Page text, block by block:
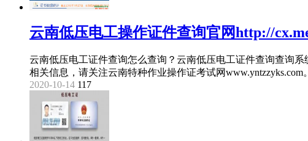
云南低压电工操作证件查询官网http://
云南低压电工证件查询怎么查询？云南低压电工证件查询查询
相关信息，请关注云南特种作业操作证考试网www.yntzzyks.com。
2020-10-14 117